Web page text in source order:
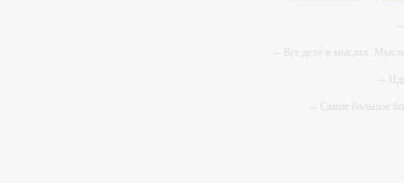
-- Все дело в мыслях.
--
-- Самое большое